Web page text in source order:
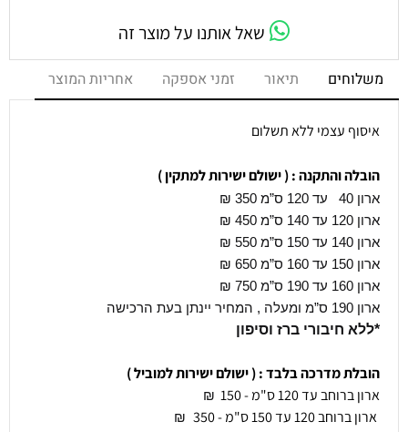
שאל אותנו על מוצר זה
משלוחים תיאור זמני אספקה אחריות המוצר
איסוף עצמי ללא תשלום
הובלה והתקנה : ( ישולם ישירות למתקין )
ארון 40 עד 120 ס”מ 350
₪
ארון 120 עד 140 ס”מ 450 ₪
ארון 140 עד 150 ס”מ 550 ₪
ארון 150 עד 160 ס”מ 650 ₪
ארון 160 עד 190 ס”מ 750 ₪
ארון 190 ס”מ ומעלה , המחיר יינתן בעת הרכישה
*ללא חיבורי ברז וסיפון
הובלת מדרכה בלבד : ( ישולם ישירות למוביל )
ארון ברוחב עד 120 ס"מ - 150
₪
₪